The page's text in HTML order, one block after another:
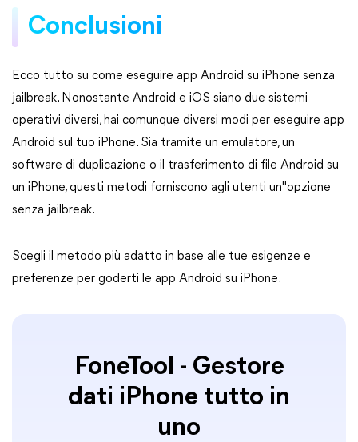
Conclusioni
Ecco tutto su come eseguire app Android su iPhone senza
jailbreak. Nonostante Android e iOS siano due sistemi
operativi diversi, hai comunque diversi modi per eseguire app
Android sul tuo iPhone. Sia tramite un emulatore, un
software di duplicazione o il trasferimento di file Android su
un iPhone, questi metodi forniscono agli utenti un"opzione
senza jailbreak.
Scegli il metodo più adatto in base alle tue esigenze e
preferenze per goderti le app Android su iPhone.
FoneTool - Gestore
dati iPhone tutto in
uno